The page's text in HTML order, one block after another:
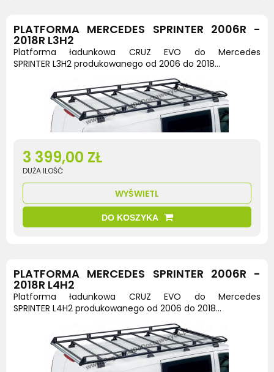
PLATFORMA MERCEDES SPRINTER 2006R -
2018R L3H2
Platforma ładunkowa CRUZ EVO do Mercedes
SPRINTER L3H2 produkowanego od 2006 do 2018...
3 399,00 ZŁ
DUŻA ILOŚĆ
WYŚWIETL
DO KOSZYKA
PLATFORMA MERCEDES SPRINTER 2006R -
2018R L4H2
Platforma ładunkowa CRUZ EVO do Mercedes
SPRINTER L4H2 produkowanego od 2006 do 2018...